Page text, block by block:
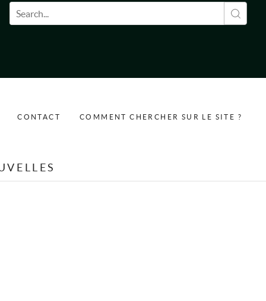
Formulaire de recherche
CONTACT COMMENT CHERCHER SUR LE SITE ?